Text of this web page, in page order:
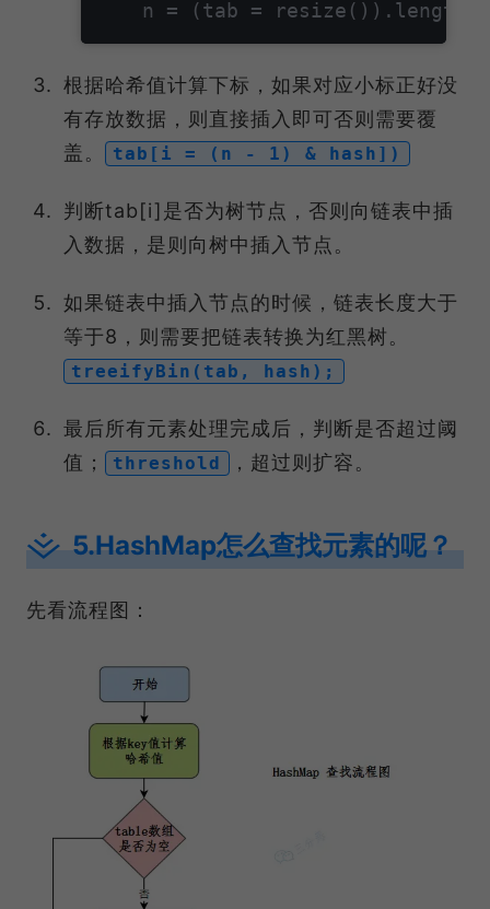
根据哈希值计算下标，如果对应小标正好没
有存放数据，则直接插入即可否则需要覆
盖。
tab[i = (n - 1) & hash])
判断tab[i]是否为树节点，否则向链表中插
入数据，是则向树中插入节点。
如果链表中插入节点的时候，链表长度大于
等于8，则需要把链表转换为红黑树。
treeifyBin(tab, hash);
最后所有元素处理完成后，判断是否超过阈
值；
threshold ，超过则扩容。
5.HashMap怎么查找元素的呢？
先看流程图：